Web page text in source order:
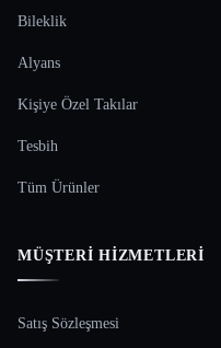
Bileklik
Alyans
Kişiye Özel Takılar
Tesbih
Tüm Ürünler
MÜŞTERI HIZMETLERI
Satış Sözleşmesi